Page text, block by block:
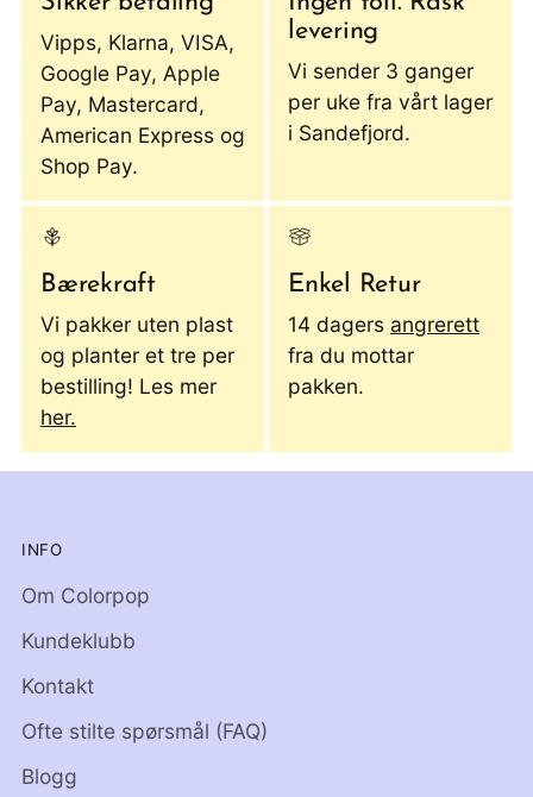
Vipps, Klarna, VISA,
Google Pay, Apple
Pay, Mastercard,
American Express og
Shop Pay.
levering
Vi sender 3 ganger
per uke fra vårt lager
i Sandefjord.
Bærekraft
Vi pakker uten plast
og planter et tre per
bestilling! Les mer
her.
Enkel Retur
14 dagers angrerett
fra du mottar
pakken.
INFO
Om Colorpop
Kundeklubb
Kontakt
Ofte stilte spørsmål (FAQ)
Blogg